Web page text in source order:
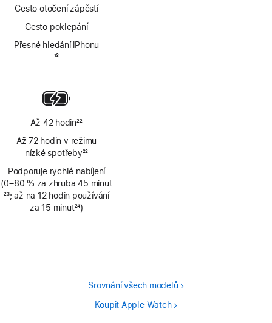
Gesto otočení zápěstí
Gesto poklepání
Přesné hledání iPhonu
Poznámka
13
Až 42 hodin22
Až 72 hodin v režimu
nízké spotřeby22
Podporuje rychlé nabíjení
(0–80 % za zhruba 45 minut
Poznámka
23; až na 12 hodin používání
za 15 minut24)
Srovnání všech modelů
Koupit Apple Watch